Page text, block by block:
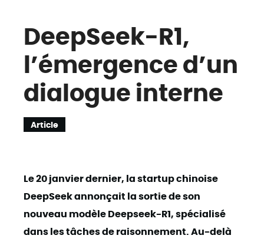
DeepSeek-R1,
l’émergence d’un
dialogue interne
Article
Le 20 janvier dernier, la startup chinoise
DeepSeek annonçait la sortie de son
nouveau modèle Deepseek-R1, spécialisé
dans les tâches de raisonnement. Au-delà